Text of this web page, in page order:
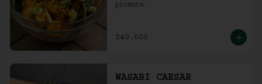
picante.
$40.000
WASABI CAESAR